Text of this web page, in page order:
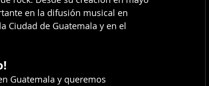
en la difusión musical en
Ciudad de Guatemala y en el
Guatemala y queremos